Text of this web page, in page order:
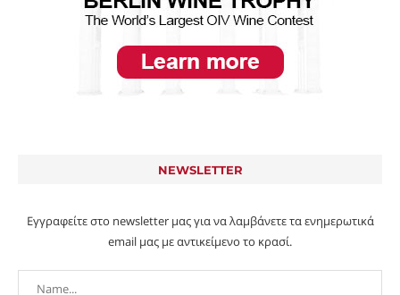
NEWSLETTER
Εγγραφείτε στο newsletter μας για να λαμβάνετε τα ενημερωτικά
email μας με αντικείμενο το κρασί.